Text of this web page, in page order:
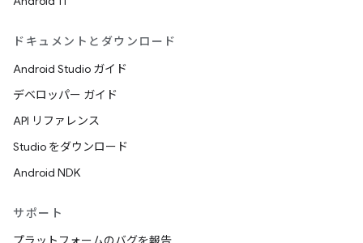
ドキュメントとダウンロード
Android Studio ガイド
デベロッパー ガイド
API リファレンス
Studio をダウンロード
Android NDK
サポート